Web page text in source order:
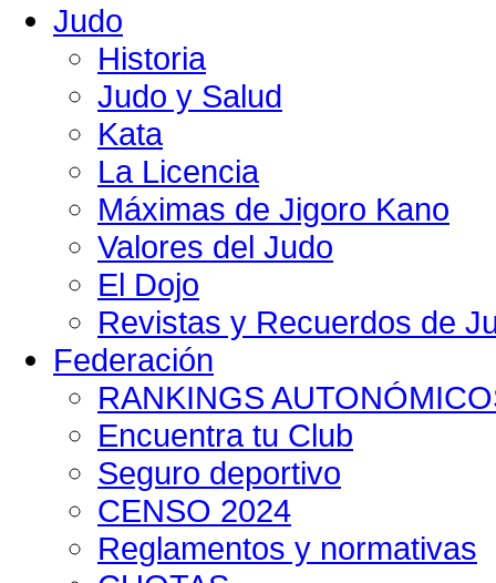
Judo
Historia
Judo y Salud
Kata
La Licencia
Máximas de Jigoro Kano
Valores del Judo
El Dojo
Revistas y Recuerdos de
Federación
RANKINGS
Encuentra tu Club
Seguro deportivo
CENSO 2024
Reglamentos y normativas